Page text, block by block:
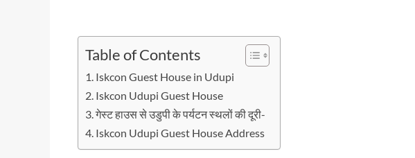
Table of Contents
Iskcon Guest House in Udupi
Iskcon Udupi Guest House
गेस्ट हाउस से उडुपी के पर्यटन स्थलों की दूरी-
Iskcon Udupi Guest House Address